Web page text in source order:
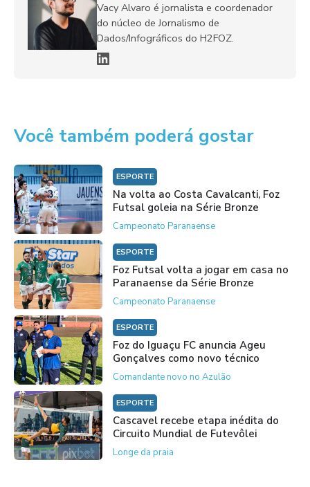
Vacy Alvaro é jornalista e coordenador
do núcleo de Jornalismo de
Dados/Infográficos do H2FOZ.
Você também poderá gostar
ESPORTE
Na volta ao Costa Cavalcanti, Foz
Futsal goleia na Série Bronze
Campeonato Paranaense
ESPORTE
Foz Futsal volta a jogar em casa no
Paranaense da Série Bronze
Campeonato Paranaense
ESPORTE
Foz do Iguaçu FC anuncia Ageu
Gonçalves como novo técnico
Comandante novo no Azulão
ESPORTE
Cascavel recebe etapa inédita do
Circuito Mundial de Futevôlei
Longe da praia